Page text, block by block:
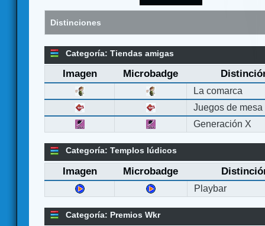
Distinciones
Categoría: Tiendas amigas
Imagen Microbadge
La comarca
Juegos de mesa
Generación X
Categoría: Templos lúdicos
Imagen Microbadge
Playbar
Categoría: Premios Wkr